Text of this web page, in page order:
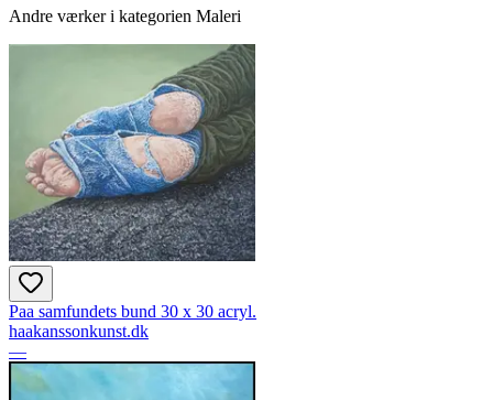
Andre værker i kategorien Maleri
Paa samfundets bund 30 x 30 acryl.
haakanssonkunst.dk
—